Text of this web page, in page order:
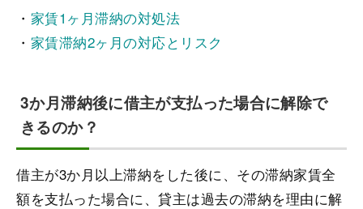
・ 家賃1ヶ月滞納の対処法
・ 家賃滞納2ヶ月の対応とリスク
3か月滞納後に借主が支払った場合に解除で
きるのか？
借主が3か月以上滞納をした後に、その滞納家賃全
額を支払った場合に、貸主は過去の滞納を理由に解